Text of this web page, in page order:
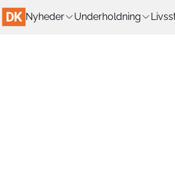
Nyheder Underholdning